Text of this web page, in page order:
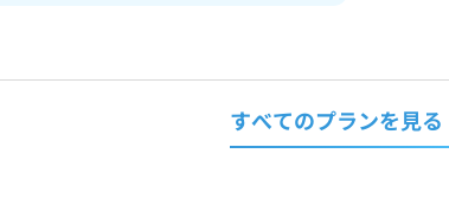
すべてのプランを見る